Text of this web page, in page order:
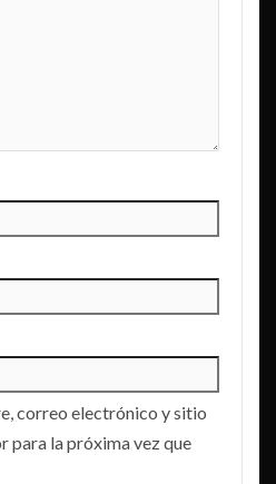
correo electrónico y sitio
para la próxima vez que